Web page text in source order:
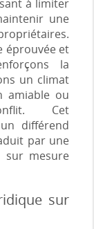
à limiter
une
éprouvée et
la
un climat
amiable ou
Cet
différend
par une
sur mesure
sur